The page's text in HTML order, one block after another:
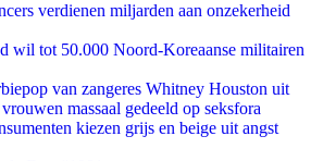
verdienen miljarden aan onzekerheid
wil tot 50.000 Noord-Koreaanse militairen
van zangeres Whitney Houston uit
massaal gedeeld op seksfora
kiezen grijs en beige uit angst